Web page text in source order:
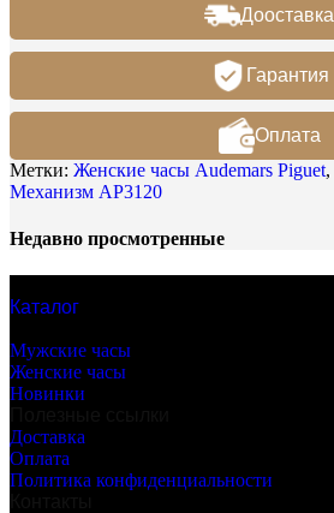
Дооставка
Гарантия
Оплата
Метки: Женские часы Audemars Piguet,
Механизм AP3120
Недавно просмотренные
Каталог
Мужские часы
Женские часы
Новинки
Доставка
Оплата
Политика конфиденциальности